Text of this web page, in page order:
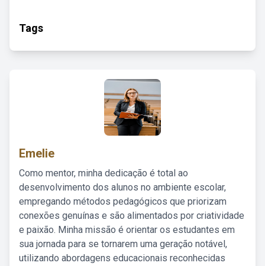
Tags
Emelie
Como mentor, minha dedicação é total ao
desenvolvimento dos alunos no ambiente escolar,
empregando métodos pedagógicos que priorizam
conexões genuínas e são alimentados por criatividade
e paixão. Minha missão é orientar os estudantes em
sua jornada para se tornarem uma geração notável,
utilizando abordagens educacionais reconhecidas